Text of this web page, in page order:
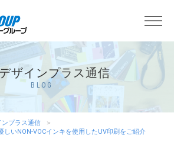
ザインプラス通信
BLOG
ンプラス通信
しいNON-VOCインキを使用したUV印刷をご紹介